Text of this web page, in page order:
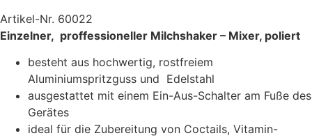
Artikel-Nr. 60022
Einzelner, proffessioneller Milchshaker – Mixer, poliert
besteht aus hochwertig, rostfreiem
Aluminiumspritzguss und Edelstahl
ausgestattet mit einem Ein-Aus-Schalter am Fuße des
Gerätes
ideal für die Zubereitung von Coctails, Vitamin-